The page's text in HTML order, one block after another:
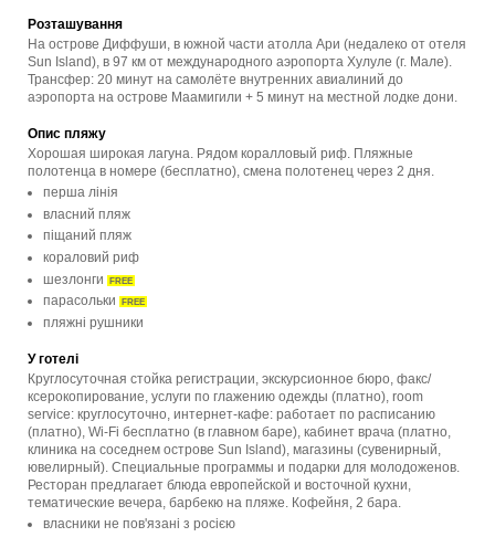
Розташування
На острове Диффуши, в южной части атолла Ари (недалеко от отеля
Sun Island), в 97 км от международного аэропорта Хулуле (г. Мале).
Трансфер: 20 минут на самолёте внутренних авиалиний до
аэропорта на острове Маамигили + 5 минут на местной лодке дони.
Опис пляжу
Хорошая широкая лагуна. Рядом коралловый риф. Пляжные
полотенца в номере (бесплатно), смена полотенец через 2 дня.
перша лінія
власний пляж
піщаний пляж
кораловий риф
шезлонги FREE
парасольки FREE
пляжні рушники
У готелі
Круглосуточная стойка регистрации, экскурсионное бюро, факс/
ксерокопирование, услуги по глажению одежды (платно), room
service: круглосуточно, интернет-кафе: работает по расписанию
(платно), Wi-Fi бесплатно (в главном баре), кабинет врача (платно,
клиника на соседнем острове Sun Island), магазины (сувенирный,
ювелирный). Специальные программы и подарки для молодоженов.
Ресторан предлагает блюда европейской и восточной кухни,
тематические вечера, барбекю на пляже. Кофейня, 2 бара.
власники не пов'язані з росією